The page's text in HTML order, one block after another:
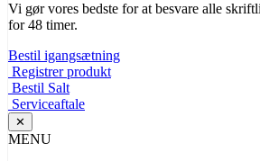
Vi gør vores bedste for at besvare alle
for 48 timer.
Bestil igangsætning
Registrer produkt
Bestil Salt
Serviceaftale
✕
MENU